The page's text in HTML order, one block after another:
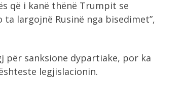
që i kanë thënë Trumpit se
largojnë Rusinë nga bisedimet”,
sanksione dypartiake, por ka
legjislacionin.